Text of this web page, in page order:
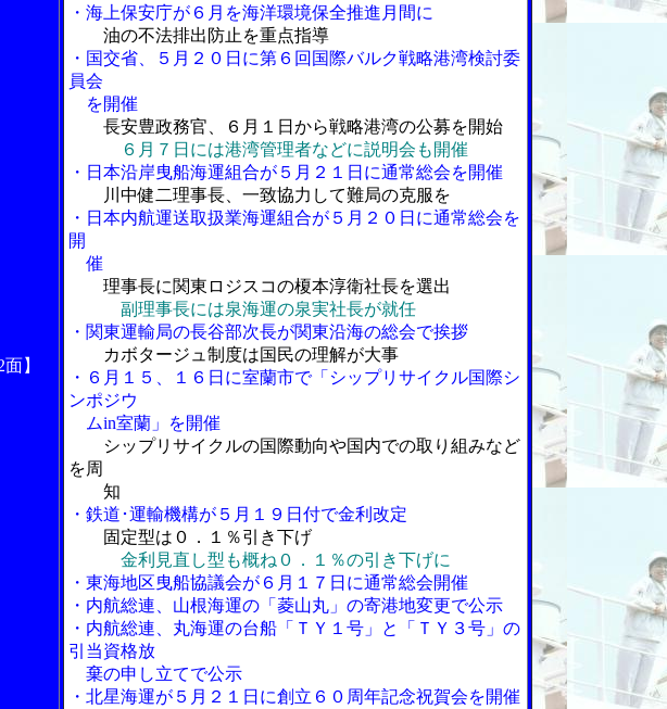
】
・海上保安庁が６月を海洋環境保全推進月間に
油の不法排出防止を重点指導
・国交省、５月２０日に第６回国際バルク戦略港湾検討委
員会
を開催
長安豊政務官、６月１日から戦略港湾の公募を開始
６月７日には港湾管理者などに説明会も開催
・日本沿岸曳船海運組合が５月２１日に通常総会を開催
川中健二理事長、一致協力して難局の克服を
・日本内航運送取扱業海運組合が５月２０日に通常総会を
開
催
理事長に関東ロジスコの榎本淳衛社長を選出
副理事長には泉海運の泉実社長が就任
・関東運輸局の長谷部次長が関東沿海の総会で挨拶
カボタージュ制度は国民の理解が大事
・６月１５、１６日に室蘭市で「シップリサイクル国際シ
ンポジウ
ムin室蘭」を開催
シップリサイクルの国際動向や国内での取り組みなど
を周
知
・鉄道･運輸機構が５月１９日付で金利改定
固定型は０．１％引き下げ
金利見直し型も概ね０．１％の引き下げに
・東海地区曳船協議会が６月１７日に通常総会開催
・内航総連、山根海運の「菱山丸」の寄港地変更で公示
・内航総連、丸海運の台船「ＴＹ１号」と「ＴＹ３号」の
引当資格放
棄の申し立てで公示
・北星海運が５月２１日に創立６０周年記念祝賀会を開催